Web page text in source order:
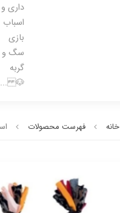
داری و
اسباب
بازی
سگ و
گربه
🐶 ...
خانه فهرست محصولات